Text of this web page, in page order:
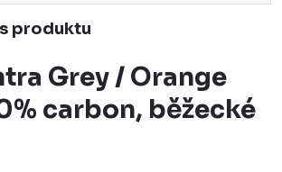
produktu
Grey / Orange
carbon, běžecké